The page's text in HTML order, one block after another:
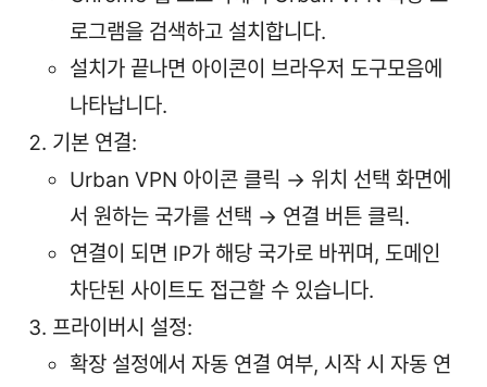
로그램을 검색하고 설치합니다.
설치가 끝나면 아이콘이 브라우저 도구모음에
나타납니다.
기본 연결:
Urban VPN 아이콘 클릭 → 위치 선택 화면에
서 원하는 국가를 선택 → 연결 버튼 클릭.
연결이 되면 IP가 해당 국가로 바뀌며, 도메인
차단된 사이트도 접근할 수 있습니다.
프라이버시 설정:
확장 설정에서 자동 연결 여부, 시작 시 자동 연